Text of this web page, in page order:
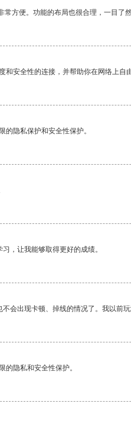
方便。功能的布局也很合理，一目了然
安全性的连接，并帮助你在网络上自
的隐私保护和安全性保护。
，让我能够取得更好的成绩。
会出现卡顿、掉线的情况了。我以前
的隐私和安全性保护。